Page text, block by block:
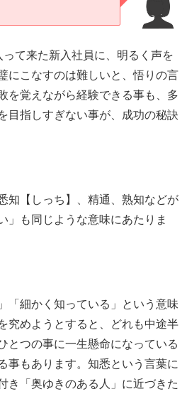
って来た新入社員に、明るく声を
にこなすのは難しいと、悟りの言
を覚えながら経験できる事も、多
目指しすぎない事が、成功の秘訣
知【しっち】、精通、熟知などが
」も同じような意味にあたりま
「細かく知っている」という意味
究めようとすると、どれも中途半
とつの事に一生懸命になっている
事もあります。知悉という言葉に
き「奥ゆきのある人」に近づきた